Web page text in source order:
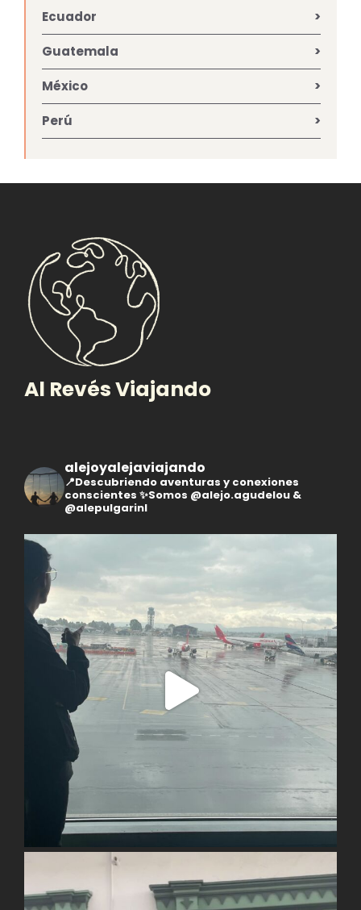
Ecuador
Guatemala
México
Perú
Al Revés Viajando
alejoyalejaviajando
📍Descubriendo aventuras y conexiones
conscientes ✨Somos @alejo.agudelou &
@alepulgarinl